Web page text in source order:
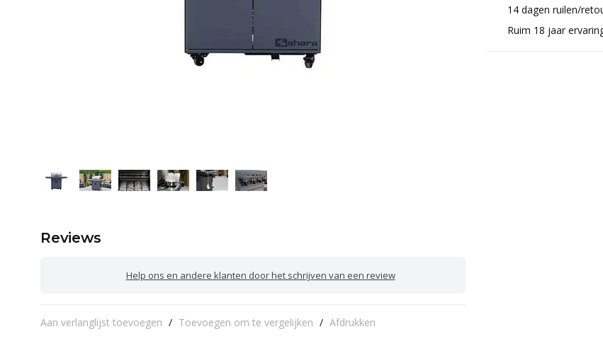
Reviews
Help ons en andere klanten door het schrijven van een review
Aan verlanglijst toevoegen / Toevoegen om te vergelijken / Afdrukken
14 dagen ruilen/
Ruim 18 jaar